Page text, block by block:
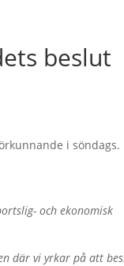
beslut
i söndags.
och ekonomisk
där vi yrkar på att